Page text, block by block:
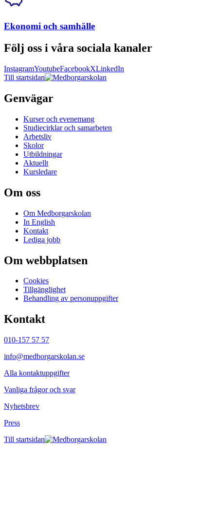
Ekonomi och samhälle
Följ oss i våra sociala kanaler
InstagramYoutubeFacebookXLinkedIn
Till startsidan
Genvägar
Kurser och evenemang
Studiecirklar och samarbeten
Arbetsliv
Skolor
Utbildningar
Aktuellt
Kursledare
Om oss
Om Medborgarskolan
In English
Kontakt
Lediga jobb
Om webbplatsen
Cookies
Tillgänglighet
Behandling av personuppgifter
Kontakt
010-157 57 57
info@medborgarskolan.se
Alla kontaktuppgifter
Vanliga frågor och svar
Nyhetsbrev
Press
Till startsidan